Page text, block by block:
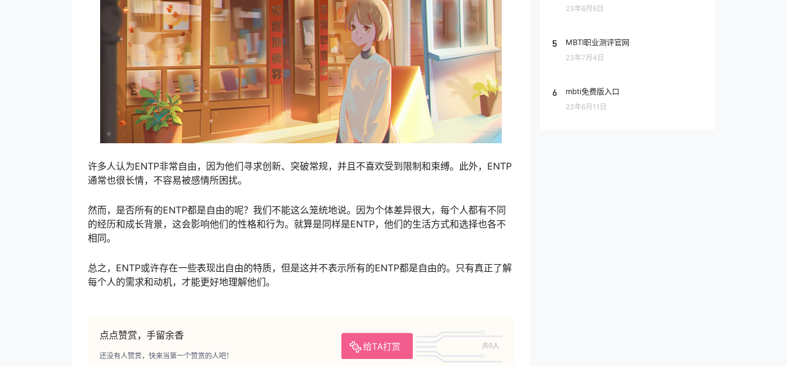
许多人认为ENTP非常自由，因为他们寻求创新、突破常规，并且不喜欢受到限制和束缚。此外，ENTP
通常也很长情，不容易被感情所困扰。
然而，是否所有的ENTP都是自由的呢？我们不能这么笼统地说。因为个体差异很大，每个人都有不同
的经历和成长背景，这会影响他们的性格和行为。就算是同样是ENTP，他们的生活方式和选择也各不
相同。
总之，ENTP或许存在一些表现出自由的特质，但是这并不表示所有的ENTP都是自由的。只有真正了解
每个人的需求和动机，才能更好地理解他们。
点点赞赏，手留余香
给TA打赏 共0人
还没有人赞赏，快来当第一个赞赏的人吧！
23年6月8日
5 MBTI职业测评官网
23年7月4日
6 mbti免费版入口
23年6月11日